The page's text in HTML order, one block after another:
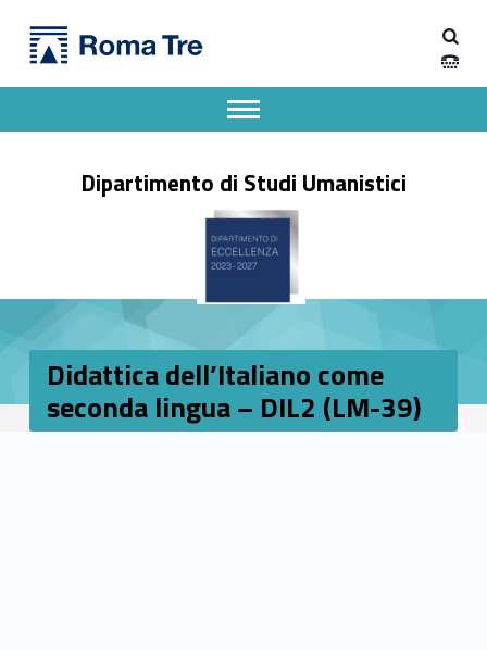
Didattica dell’Italiano come seconda lingua – DIL2 (LM-39) - Dipartimento di Studi Umanistici
Dipartimento di Studi Umanistici
Apri il menu secondario
Header info sidebar
Didattica dell’Italiano come
seconda lingua – DIL2 (LM-39)